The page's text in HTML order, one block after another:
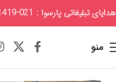
هدایای تبلیغاتی پارسوا : 021-22501419-26142059
منو